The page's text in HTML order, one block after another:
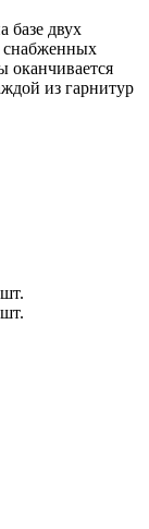
двух
из гарнитур